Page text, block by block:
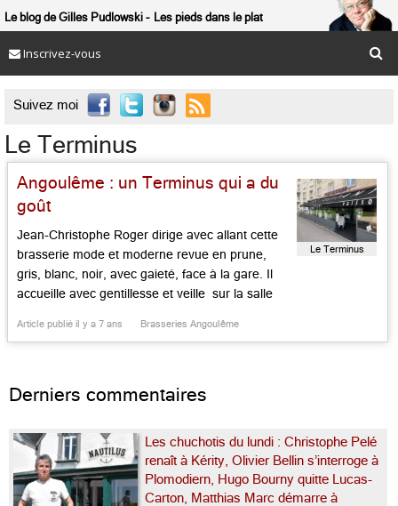
Le blog de Gilles Pudlowski Les pieds dans le plat
Inscrivez-vous
Suivez moi 
Le Terminus
Angoulême : un Terminus qui a du
goût
Jean-Christophe Roger dirige avec allant cette
brasserie mode et moderne revue en prune,
gris, blanc, noir, avec gaieté, face à la gare. Il
accueille avec gentillesse et veille sur la salle
mijotée avec simplicité et sagesse par le fidèle
Article publié il y a 7 ans Brasseries Angoulême
Le Terminus
Derniers commentaires
Les chuchotis du lundi : Christophe Pelé
renaît à Kérity, Olivier Bellin s’interroge à
Plomodiern, Hugo Bourny quitte Lucas-
Carton, Matthias Marc démarre à